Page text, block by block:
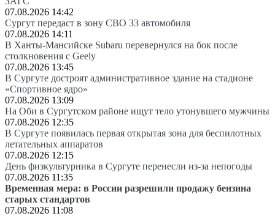
07.08.2026 14:42
Сургут передаст в зону СВО 33 автомобиля
07.08.2026 14:11
В Ханты-Мансийске Subaru перевернулся на бок после
столкновения с Geely
07.08.2026 13:45
В Сургуте достроят административное здание на стадионе
«Спортивное ядро»
07.08.2026 13:09
На Оби в Сургутском районе ищут тело утонувшего мужчины
07.08.2026 12:35
В Сургуте появилась первая открытая зона для беспилотных
летательных аппаратов
07.08.2026 12:15
День физкультурника в Сургуте перенесли из-за непогоды
07.08.2026 11:35
Временная мера: в России разрешили продажу бензина
старых стандартов
07.08.2026 11:08